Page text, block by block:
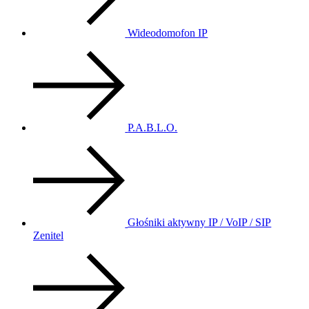
Wideodomofon IP
P.A.B.L.O.
Głośniki aktywny IP / VoIP / SIP
Zenitel